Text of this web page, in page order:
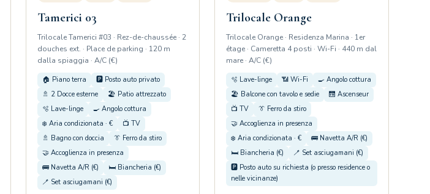
Tamerici 03
Trilocale Tamerici #03 · Rez-de-chaussée · 2
douches ext. · Place de parking · 120 m
dalla spiaggia · A/C (€)
🏠 Piano terra
🅿️ Posto auto privato
🚿 2 Docce esterne
🏖️ Patio attrezzato
🫧 Lave-linge
🍳 Angolo cottura
❄️ Aria condizionata · €
📺 TV
🚿 Bagno con doccia
👔 Ferro da stiro
🤝 Accoglienza in presenza
🚌 Navetta A/R (€)
🛏️ Biancheria (€)
🪥 Set asciugamani (€)
Trilocale Orange
Trilocale Orange · Residenza Marina · 1er
étage · Cameretta 4 posti · Wi-Fi · 440 m dal
mare · A/C (€)
🫧 Lave-linge 📶 Wi-Fi
🍳 Angolo cottura
🏖️ Balcone con tavolo e sedie
🛗 Ascenseur
📺 TV
👔 Ferro da stiro
🤝 Accoglienza in presenza
❄️ Aria condizionata · €
🚌 Navetta A/R (€)
🛏️ Biancheria (€)
🪥 Set asciugamani (€)
🅿️ Posto auto su richiesta (o presso residence o
nelle vicinanze)